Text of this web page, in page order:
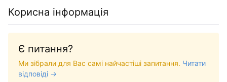
Корисна інформація
Є питання?
Ми зібрали для Вас самі найчастіші запитання. Читати
відповіді →